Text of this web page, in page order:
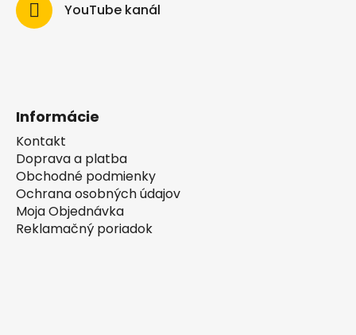
YouTube kanál
Informácie
Kontakt
Doprava a platba
Obchodné podmienky
Ochrana osobných údajov
Moja Objednávka
Reklamačný poriadok